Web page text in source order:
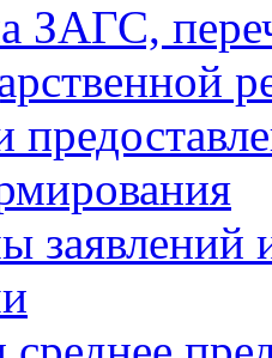
ЗАГС,
заявлений